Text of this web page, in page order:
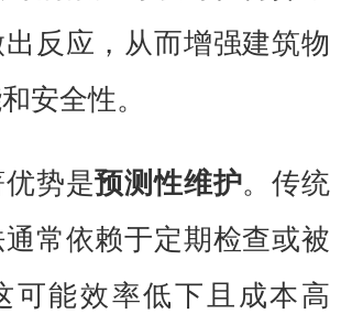
反应，从而增强建筑物
安全性。
优势是预测性维护。传统
常依赖于定期检查或被
可能效率低下且成本高